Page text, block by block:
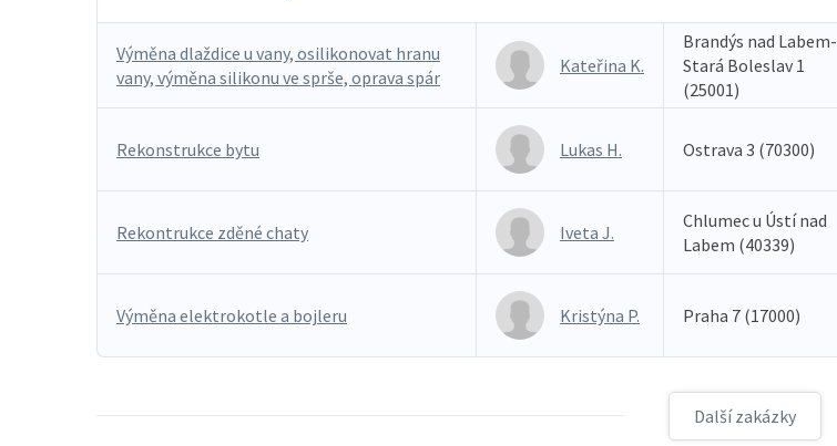
Výměna dlaždice u vany, osilikonovat hranu
vany, výměna silikonu ve sprše, oprava spár
Kateřina K.
Brandýs nad Labem-
Stará Boleslav 1
(25001)
Rekonstrukce bytu Lukas H. Ostrava 3 (70300)
Rekontrukce zděné chaty Iveta J.
Chlumec u Ústí nad
Labem (40339)
Výměna elektrokotle a bojleru Kristýna P. Praha 7 (17000)
Další zakázky